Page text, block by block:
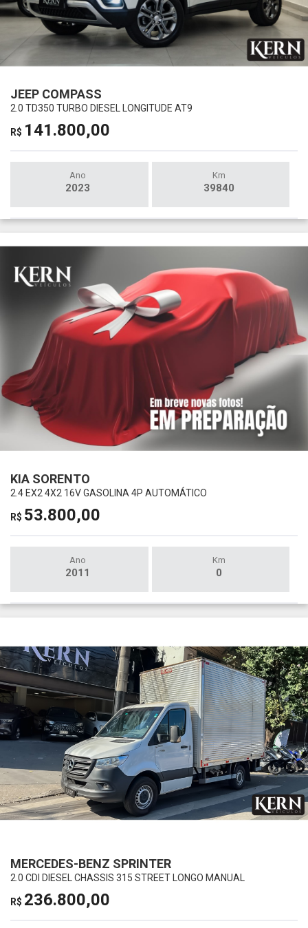
JEEP COMPASS
2.0 TD350 TURBO DIESEL LONGITUDE AT9
R$ 141.800,00
Ano
2023
Km
39840
KIA SORENTO
2.4 EX2 4X2 16V GASOLINA 4P AUTOMÁTICO
R$ 53.800,00
Ano
2011
Km
0
MERCEDES-BENZ SPRINTER
2.0 CDI DIESEL CHASSIS 315 STREET LONGO MANUAL
R$ 236.800,00